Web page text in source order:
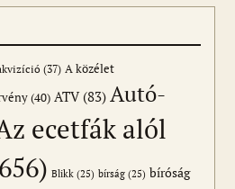
(37) A közélet
(40) ATV(83) Autó-
ecetfák alól
Blikk (25) bírság (25) bíróság